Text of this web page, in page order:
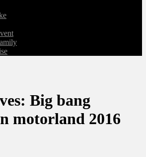
Big bang
motorland 2016